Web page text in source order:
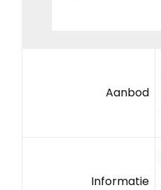
Aanbod
Informatie